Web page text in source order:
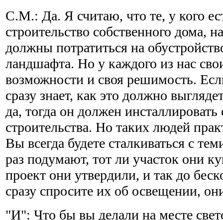
С.М.: Да. Я считаю, что те, у кого
строительство собственного дома,
должны потратиться на
ландшафта. Но у каждого из нас
возможности и своя решимость.
сразу знает, как это должно
да, тогда он должен инсталлировать
строительства. Но таких людей
Вы всегда будете сталкиваться с
раз подумают, тот ли участок они
проект они утвердили, и так до
сразу спросите их об освещении,
"И": Что бы вы делали на месте